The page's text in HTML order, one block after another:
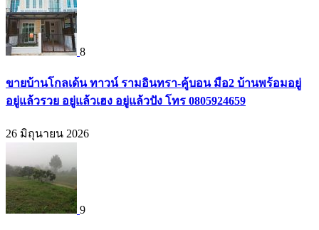
8
ขายบ้านโกลเด้น ทาวน์ รามอินทรา-คู้บอน มือ2 บ้านพร้อมอยู่
อยู่แล้วรวย อยู่แล้วเฮง อยู่แล้วปัง โทร 0805924659
26 มิถุนายน 2026
9